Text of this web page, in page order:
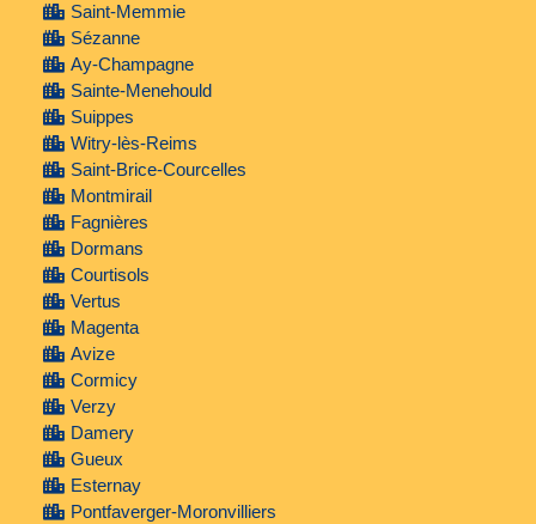
Saint-Memmie
Sézanne
Ay-Champagne
Sainte-Menehould
Suippes
Witry-lès-Reims
Saint-Brice-Courcelles
Montmirail
Fagnières
Dormans
Courtisols
Vertus
Magenta
Avize
Cormicy
Verzy
Damery
Gueux
Esternay
Pontfaverger-Moronvilliers